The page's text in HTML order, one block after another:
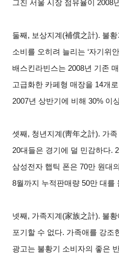
그친 서울 시장 점유율이
2008년
둘째 , 보상지계 (補償之計). 불
소비를 오히려 늘리는 ‘자기위
배스킨라빈스는 2008년 기존
고급화한 카페형 매장을 14개
2007년 상반기에 비해 30% 이
셋째 , 청년지계 (靑年之計). 가
20대들은 경기에 덜 민감하다.
삼성전자 햅틱 폰은 70만 원대
8월까지 누적판매량 50만 대를
넷째 , 가족지계 (家族之計). 불
포기할 수 없다. 가족애를 강조
광고는 불황기 소비자의 좋은